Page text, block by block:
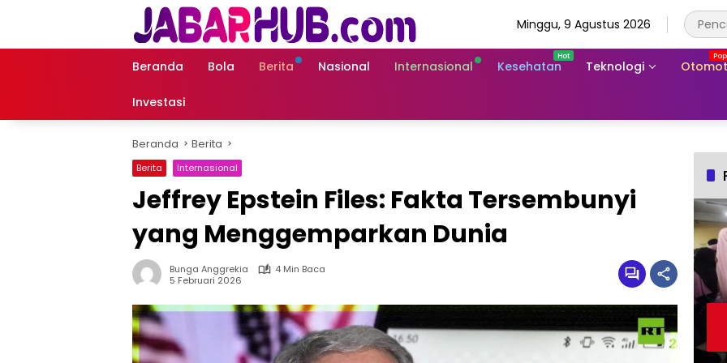
Minggu, 9 Agustus 2026
Beranda Bola Berita Nasional Internasional Kesehatan Teknologi
Investasi
Beranda Berita
Berita Internasional
Jeffrey Epstein Files: Fakta Tersembunyi
yang Menggemparkan Dunia
Bunga Anggrekia
4 Min Baca
5 Februari 2026